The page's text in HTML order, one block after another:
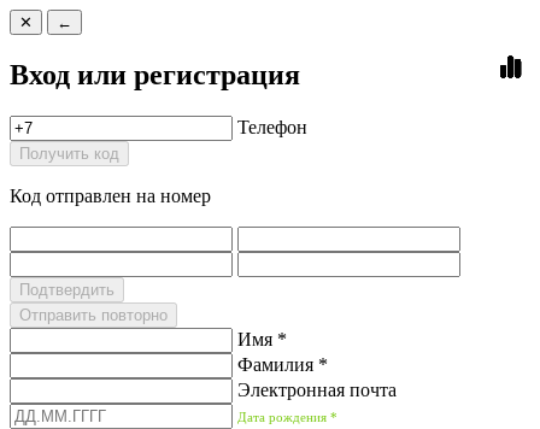
✕ ←
Вход или регистрация
Телефон
Получить код
Код отправлен на номер
Подтвердить
Отправить повторно
Имя *
Фамилия *
Электронная почта
Дата рождения *